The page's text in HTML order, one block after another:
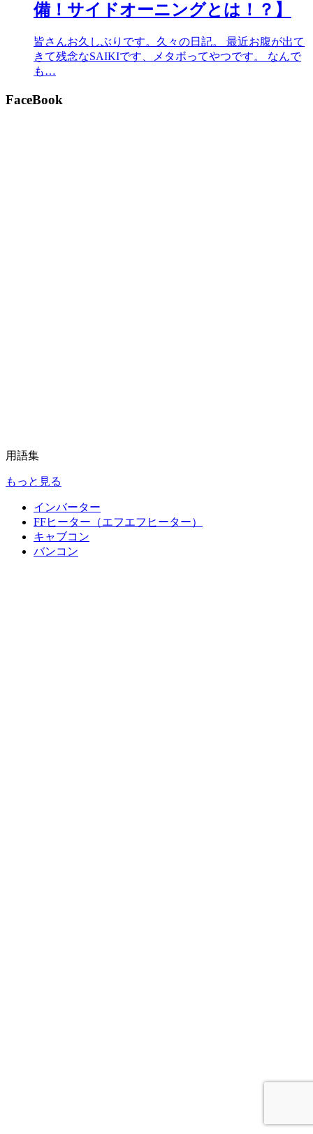
備！サイドオーニングとは！？】
皆さんお久しぶりです。久々の日記。 最近お腹が出て
きて残念なSAIKIです、メタボってやつです。 なんで
も…
FaceBook
用語集
もっと見る
インバーター
FFヒーター（エフエフヒーター）
キャブコン
バンコン